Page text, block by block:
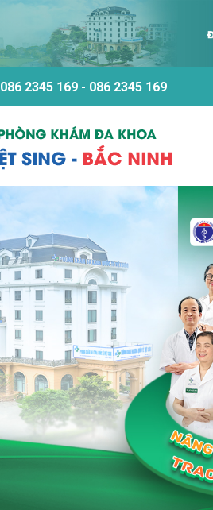
086 2345 169 - 086 2345 169